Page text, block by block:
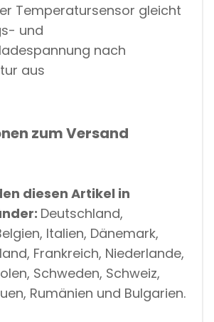
Temperatursensor gleicht
und
nach
aus
zum Versand
diesen Artikel in
Deutschland,
Italien, Dänemark,
Frankreich, Niederlande,
Schweden, Schweiz,
Rumänien und Bulgarien.